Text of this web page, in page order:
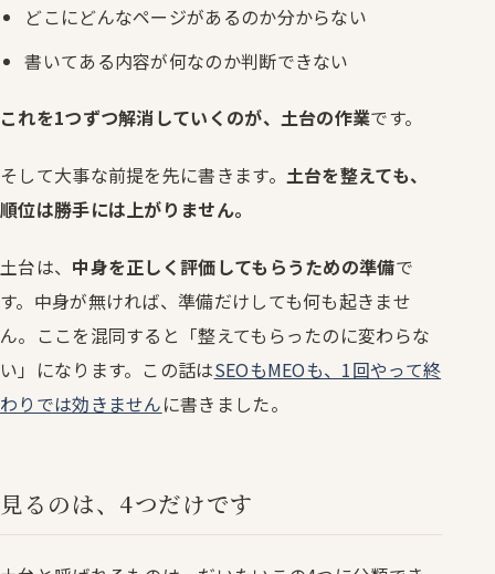
どこにどんなページがあるのか分からない
書いてある内容が何なのか判断できない
これを1つずつ解消していくのが、土台の作業です。
そして大事な前提を先に書きます。 土台を整えても、
順位は勝手には上がりません。
土台は、 中身を正しく評価してもらうための準備で
す。中身が無ければ、準備だけしても何も起きませ
ん。ここを混同すると「整えてもらったのに変わらな
い」になります。この話はSEOもMEOも、1回やって終
わりでは効きませんに書きました。
見るのは、4つだけです